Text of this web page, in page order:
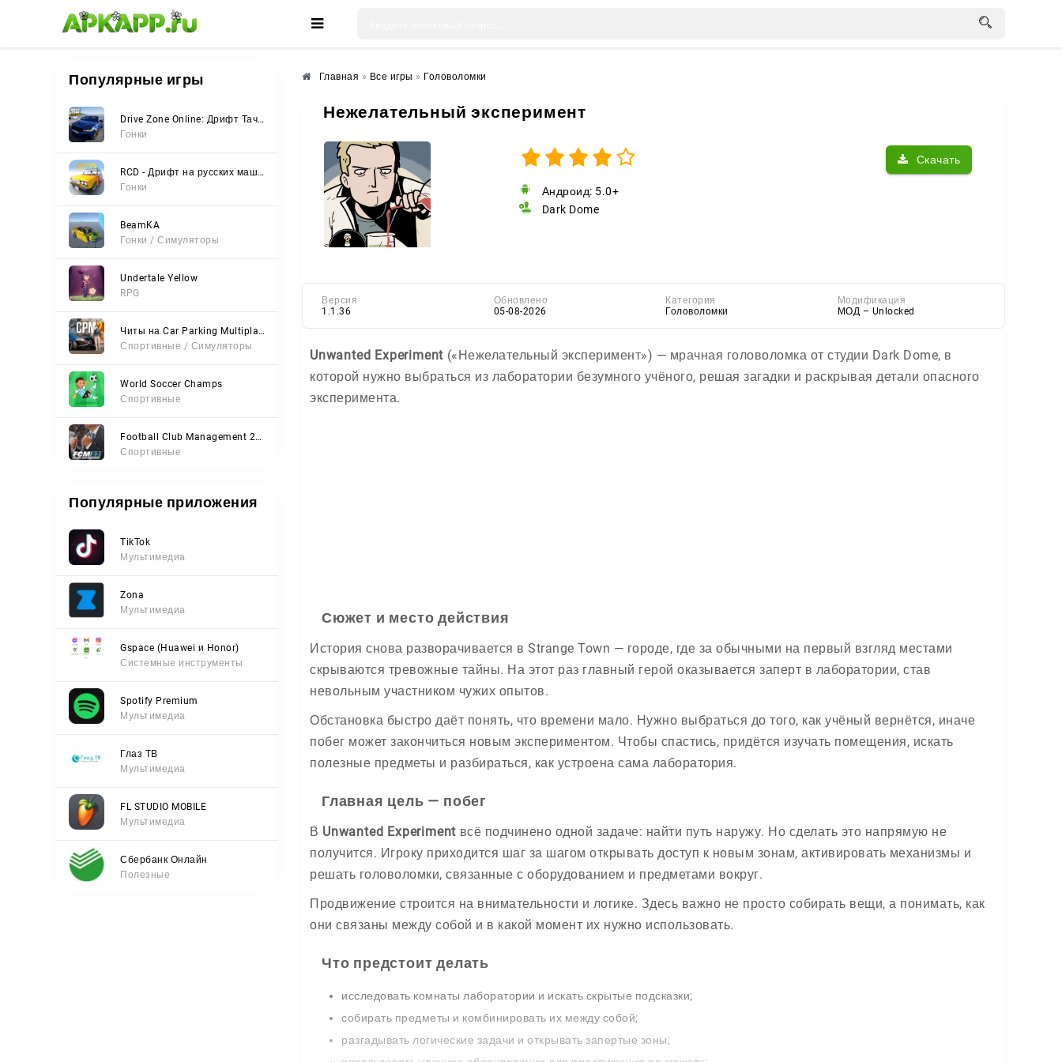
🌸 🌼 🌺
Популярные игры
Drive Zone Online: Дрифт Тачки
Гонки
RCD - Дрифт на русских машинах
Гонки
BeamKA
Гонки / Симуляторы
Undertale Yellow
RPG
Читы на Car Parking Multiplayer 2 (Все открыто, Мод-Меню)
Спортивные / Симуляторы
World Soccer Champs
Спортивные
Football Club Management 2023
Спортивные
Популярные приложения
TikTok
Мультимедиа
Zona
Мультимедиа
Gspace (Huawei и Honor)
Системные инструменты
Spotify Premium
Мультимедиа
Глаз ТВ
Мультимедиа
FL STUDIO MOBILE
Мультимедиа
Сбербанк Онлайн
Полезные
Главная » Все игры » Головоломки
Нежелательный эксперимент
Скачать
Андроид: 5.0+
Dark Dome
Версия
1.1.36
Обновлено
05-08-2026
Категория
Головоломки
Модификация
МОД – Unlocked
Unwanted Experiment («Нежелательный эксперимент») — мрачная головоломка от студии Dark Dome, в
которой нужно выбраться из лаборатории безумного учёного, решая загадки и раскрывая детали опасного
эксперимента.
Сюжет и место действия
История снова разворачивается в Strange Town — городе, где за обычными на первый взгляд местами
скрываются тревожные тайны. На этот раз главный герой оказывается заперт в лаборатории, став
невольным участником чужих опытов.
Обстановка быстро даёт понять, что времени мало. Нужно выбраться до того, как учёный вернётся, иначе
побег может закончиться новым экспериментом. Чтобы спастись, придётся изучать помещения, искать
полезные предметы и разбираться, как устроена сама лаборатория.
Главная цель — побег
В Unwanted Experiment всё подчинено одной задаче: найти путь наружу. Но сделать это напрямую не
получится. Игроку приходится шаг за шагом открывать доступ к новым зонам, активировать механизмы и
решать головоломки, связанные с оборудованием и предметами вокруг.
Продвижение строится на внимательности и логике. Здесь важно не просто собирать вещи, а понимать, как
они связаны между собой и в какой момент их нужно использовать.
Что предстоит делать
исследовать комнаты лаборатории и искать скрытые подсказки;
собирать предметы и комбинировать их между собой;
разгадывать логические задачи и открывать запертые зоны;